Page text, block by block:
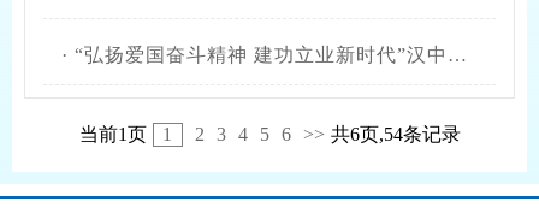
· “弘扬爱国奋斗精神 建功立业新时代”汉中市科协召开2020年科技调研报告评审会
当前1页 1 2 3 4 5 6 >> 共6页,54条记录